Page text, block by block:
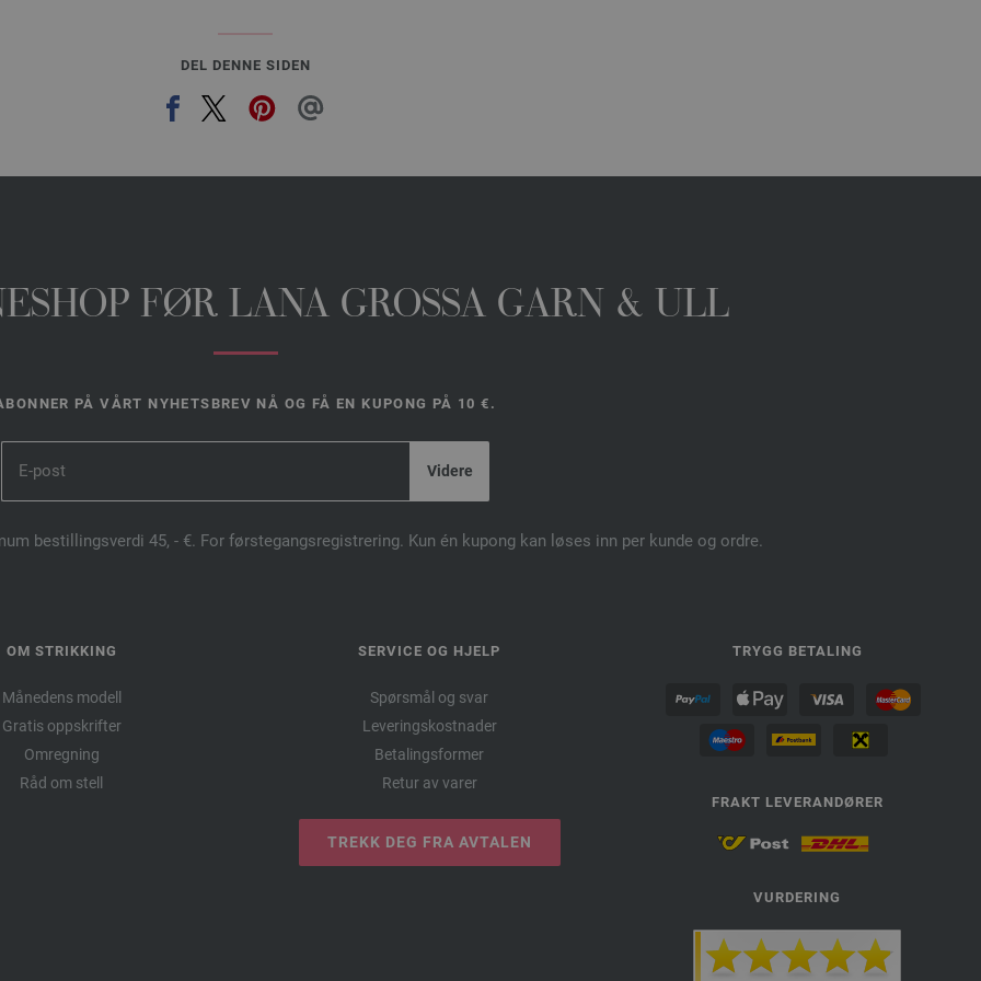
DEL DENNE SIDEN
FØR LANA GROSSA GARN & ULL
PÅ VÅRT NYHETSBREV NÅ OG FÅ EN KUPONG PÅ 10 €.
bestillingsverdi 45, - €. For førstegangsregistrering. Kun én kupong kan løses inn per kunde og ordre.
OM STRIKKING
Månedens modell
Gratis oppskrifter
Omregning
Råd om stell
SERVICE OG HJELP
Spørsmål og svar
Leveringskostnader
Betalingsformer
Retur av varer
TREKK DEG FRA AVTALEN
TRYGG BETALING
FRAKT LEVERANDØRER
VURDERING